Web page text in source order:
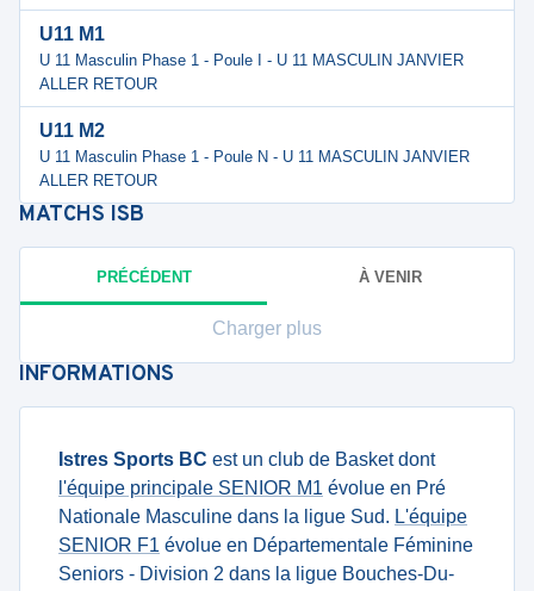
U11 M1
U 11 Masculin Phase 1 - Poule I - U 11 MASCULIN JANVIER
ALLER RETOUR
U11 M2
U 11 Masculin Phase 1 - Poule N - U 11 MASCULIN JANVIER
ALLER RETOUR
MATCHS ISB
PRÉCÉDENT À VENIR
Charger plus
INFORMATIONS
Istres Sports BC est un club de Basket dont
l'équipe principale SENIOR M1 évolue en Pré
Nationale Masculine dans la ligue Sud. L'équipe
SENIOR F1 évolue en Départementale Féminine
Seniors - Division 2 dans la ligue Bouches-Du-